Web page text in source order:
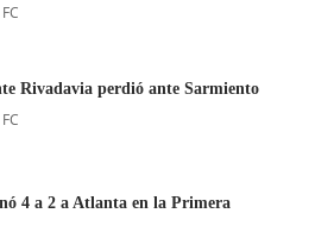
Rivadavia perdió ante Sarmiento
4 a 2 a Atlanta en la Primera